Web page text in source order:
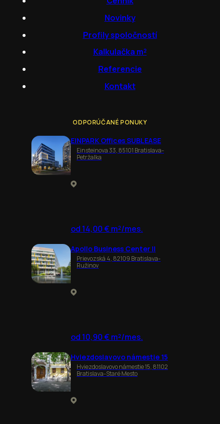
Novinky
Profily spoločností
Kalkulačka m²
Referencie
Kontakt
ODPORÚČANÉ PONUKY
EINPARK Offices SUBLEASE
Einsteinova 33, 85101 Bratislava-
Petržalka
od 14,00 € m²/mes.
Apollo Business Center II
Prievozská 4, 82109 Bratislava-
Ružinov
od 10,90 € m²/mes.
Hviezdoslavovo námestie 15
Hviezdoslavovo námestie 15, 81102
Bratislava-Staré Mesto